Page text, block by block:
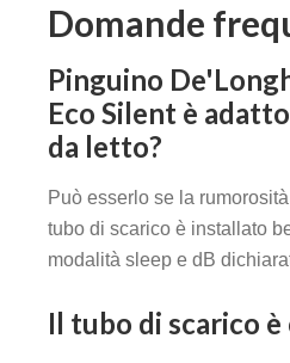
Domande
Pinguino
Eco Silent è
da letto?
Può esserlo se la
tubo di scarico è installato
modalità sleep e dB
Il tubo di scarico